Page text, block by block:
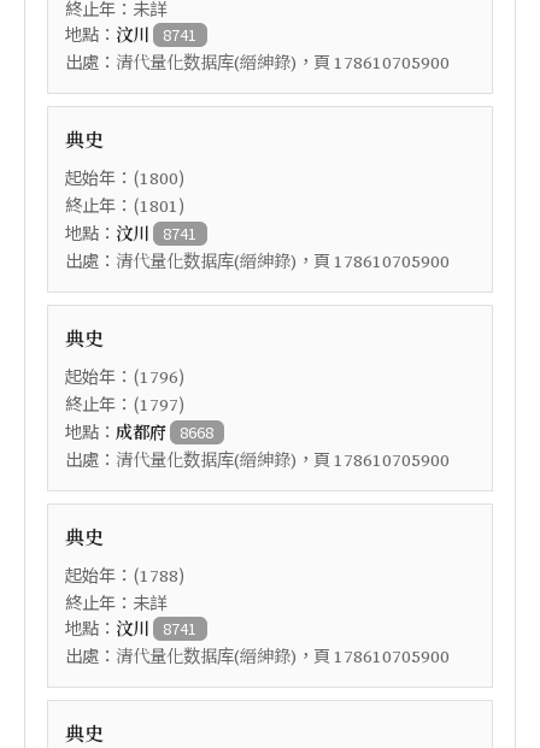
終止年：未詳
地點： 汶川 8741
出處： 清代量化数据库(縉紳錄) ，頁 178610705900
典史
起始年：(1800)
終止年：(1801)
地點： 汶川 8741
出處： 清代量化数据库(縉紳錄) ，頁 178610705900
典史
起始年：(1796)
終止年：(1797)
地點： 成都府 8668
出處： 清代量化数据库(縉紳錄) ，頁 178610705900
典史
起始年：(1788)
終止年：未詳
地點： 汶川 8741
出處： 清代量化数据库(縉紳錄) ，頁 178610705900
典史